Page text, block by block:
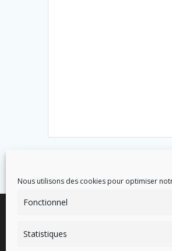
Nous utilisons des cookies pour optimiser
Fonctionnel
Statistiques